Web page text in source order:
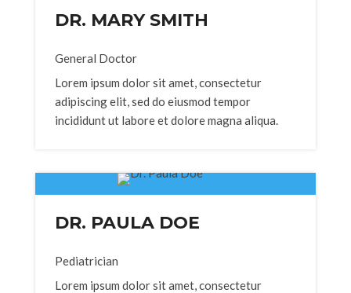
DR. MARY SMITH
General Doctor
Lorem ipsum dolor sit amet, consectetur
adipiscing elit, sed do eiusmod tempor
incididunt ut labore et dolore magna aliqua.
DR. PAULA DOE
Pediatrician
Lorem ipsum dolor sit amet, consectetur